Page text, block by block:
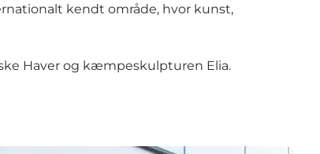
kendt område, hvor kunst,
Haver og kæmpeskulpturen Elia.